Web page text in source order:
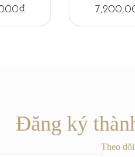
₫
Đăng ký
Theo